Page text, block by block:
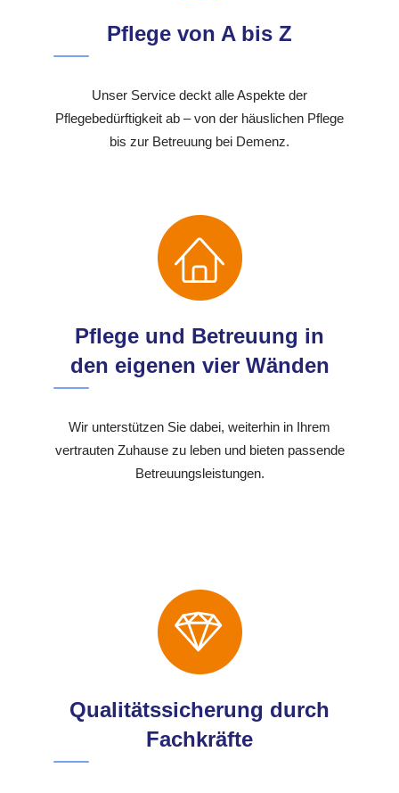
Pflege von A bis Z
Unser Service deckt alle Aspekte der
Pflegebedürftigkeit ab – von der häuslichen Pflege
bis zur Betreuung bei Demenz.
Pflege und Betreuung in
den eigenen vier Wänden
Wir unterstützen Sie dabei, weiterhin in Ihrem
vertrauten Zuhause zu leben und bieten passende
Betreuungsleistungen.
Qualitätssicherung durch
Fachkräfte